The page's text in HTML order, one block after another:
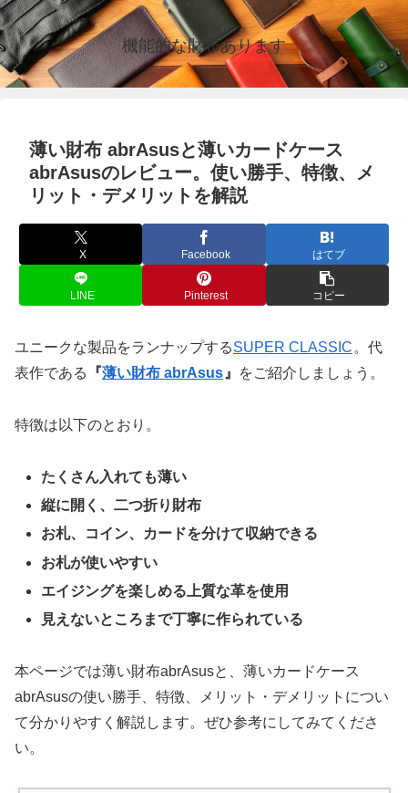
機能的な財布あります
薄い財布 abrAsusと薄いカードケース
abrAsusのレビュー。使い勝手、特徴、メ
リット・デメリットを解説
X Facebook はてブ
LINE Pinterest コピー
ユニークな製品をランナップするSUPER CLASSIC 。代
表作である
『薄い財布 abrAsus 』 をご紹介しましょう。
特徴は以下のとおり。
たくさん入れても薄い
縦に開く、二つ折り財布
お札、コイン、カードを分けて収納できる
お札が使いやすい
エイジングを楽しめる上質な革を使用
見えないところまで丁寧に作られている
本ページでは薄い財布abrAsusと、薄いカードケース
abrAsusの使い勝手、特徴、メリット・デメリットについ
て分かりやすく解説します。ぜひ参考にしてみてくださ
い。